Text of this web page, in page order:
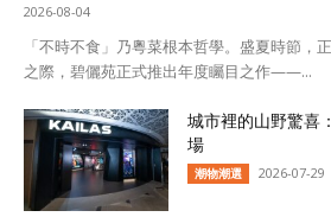
2026-08-04
「不時不食」乃粵菜根本哲學。盛夏時節，
之際，碧儷苑正式推出年度矚目之作——...
城市裡的山野驚喜
場
潮物潮選 2026-07-29